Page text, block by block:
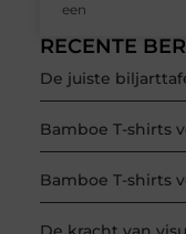
RECENTE
De juiste
Bamboe T-shirts
Bamboe T-shirts
een